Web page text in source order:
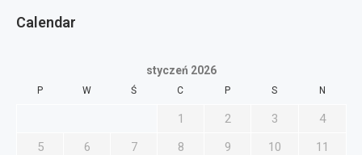
Calendar
styczeń 2026
P W Ś C P S N
1 2 3
4
5
6 7 8 9 10
11